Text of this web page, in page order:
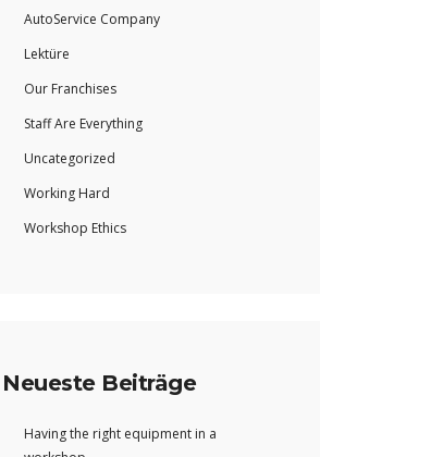
AutoService Company
Lektüre
Our Franchises
Staff Are Everything
Uncategorized
Working Hard
Workshop Ethics
Neueste Beiträge
Having the right equipment in a